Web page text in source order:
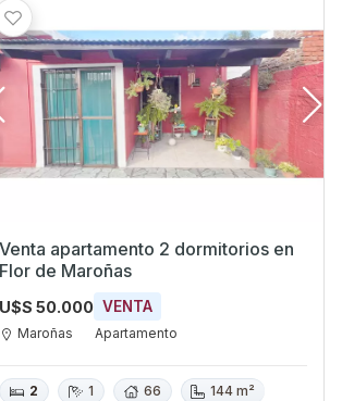
Venta apartamento 2 dormitorios en
Flor de Maroñas
U$S 50.000 VENTA
Maroñas Apartamento
2 1 66 144 m²